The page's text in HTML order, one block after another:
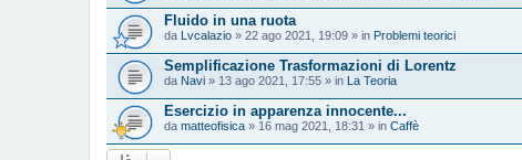
Fluido in una ruota
da Lvcalazio » 22 ago 2021, 19:09 » in Problemi teorici
Semplificazione Trasformazioni di Lorentz
da Navi » 13 ago 2021, 17:55 » in La Teoria
Esercizio in apparenza innocente...
da matteofisica » 16 mag 2021, 18:31 » in Caffè